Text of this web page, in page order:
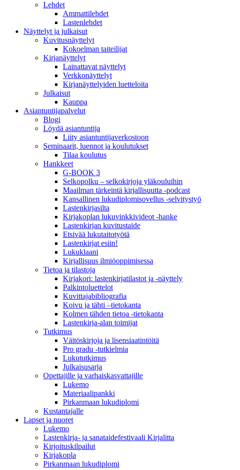
Lehdet
Ammattilehdet
Lastenlehdet
Näyttelyt ja julkaisut
Kuvitusnäyttelyt
Kokoelman taiteilijat
Kirjanäyttelyt
Lainattavat näyttelyt
Verkkonäyttelyt
Kirjanäyttelyiden luetteloita
Julkaisut
Kauppa
Asiantuntija­palvelut
Blogi
Löydä asiantuntija
Liity asiantuntijaverkostoon
Seminaarit, luennot ja koulutukset
Tilaa koulutus
Hankkeet
G-BOOK 3
Selkopolku – selkokirjoja yläkouluihin
Maailman tärkeintä kirjallisuutta -podcast
Kansallinen lukudiplomisovellus -selvitystyö
Lastenkirjasilta
Kirjakoplan lukuvinkkivideot -hanke
Lastenkirjan kuvitustaide
Etsivää lukutaitotyötä
Lastenkirjat esiin!
Lukuklaani
Kirjallisuus ilmiöoppimisessa
Tietoa ja tilastoja
Kirjakori: lastenkirjatilastot ja -näyttely
Palkintoluettelot
Kuvittaja­bibliografia
Koivu ja tähti –tietokanta
Kolmen tähden tietoa -tietokanta
Lastenkirja-alan toimijat
Tutkimus
Väitöskirjoja ja lisensiaatintöitä
Pro gradu -tutkielmia
Lukututkimus
Julkaisusarja
Opettajille ja varhaiskasvattajille
Lukemo
Materiaalipankki
Pirkanmaan lukudiplomi
Kustantajalle
Lapset ja nuoret
Lukemo
Lastenkirja- ja sanataidefestivaali Kirjalitta
Kirjoituskilpailut
Kirjakopla
Pirkanmaan lukudiplomi